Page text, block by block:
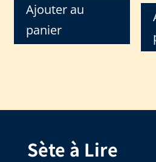
Ajouter au
panier
Sète à Lire